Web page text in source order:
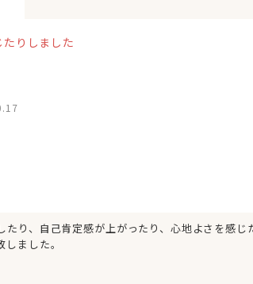
りしました
り、自己肯定感が上がったり、心地よさを感じ
ました。